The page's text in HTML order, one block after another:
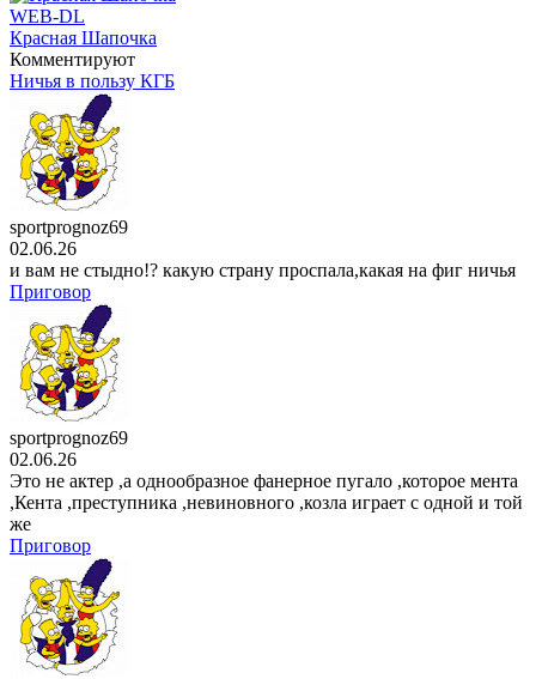
15 сезон
10 серия
20 . 07
аниме сериалСемья шпиона
3 сезон
13 серия
20 . 07
аниме сериал
4 сезон
15 серия
19 . 07
мультсериал
37 сезон
17 серия
19 . 07
WEB-DL
Красная Шапочка
Комментируют
Ничья в пользу КГБ
sportprognoz69
02.06.26
и вам не стыдно!? какую страну проспала,какая на фиг ничья
Приговор
sportprognoz69
02.06.26
Это не актер ,а однообразное фанерное пугало ,которое мента
,Кента ,преступника ,невиновного ,козла играет с одной и той
же
Приговор